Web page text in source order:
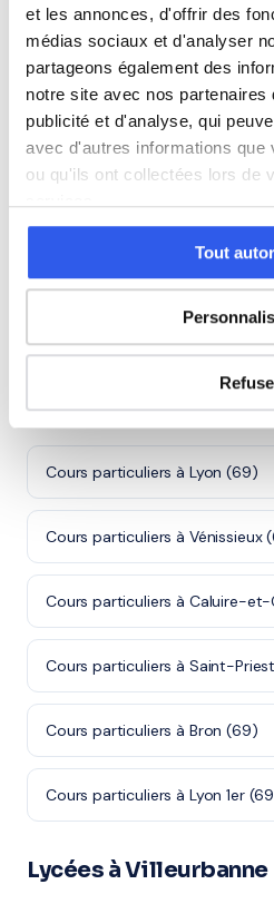
et les annonces, d'offrir des
médias sociaux et d'analyser
partageons également des
notre site avec nos
publicité et d'analyse, qui
avec d'autres informations que
ou qu'ils ont collectées lors de
Tout
Études supérieures (Supérieur
Adultes (Supérieur & Adultes)
Note moyenne de 4.8/5.
intervient à domicile à
Rejoindre ces
Villes proches de
Cours particuliers à Lyon (69)
Cours particuliers à Vénissieux
Cours particuliers à Caluire-
Cours particuliers à Saint-
Cours particuliers à Bron (69)
Cours particuliers à Lyon 1er
Lycées à Villeurbanne